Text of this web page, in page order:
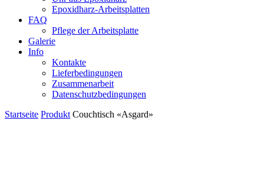
Epoxidharz-Arbeitsplatten
FAQ
Pflege der Arbeitsplatte
Galerie
Info
Kontakte
Lieferbedingungen
Zusammenarbeit
Datenschutzbedingungen
Startseite Produkt Couchtisch «Asgard»